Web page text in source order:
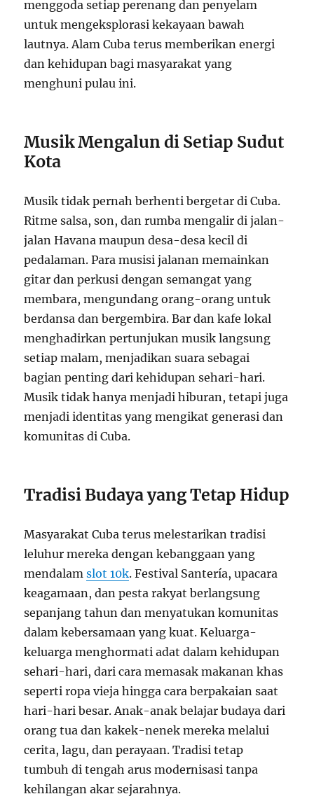
menggoda setiap perenang dan penyelam
untuk mengeksplorasi kekayaan bawah
lautnya. Alam Cuba terus memberikan energi
dan kehidupan bagi masyarakat yang
menghuni pulau ini.
Musik Mengalun di Setiap Sudut
Kota
Musik tidak pernah berhenti bergetar di Cuba.
Ritme salsa, son, dan rumba mengalir di jalan-
jalan Havana maupun desa-desa kecil di
pedalaman. Para musisi jalanan memainkan
gitar dan perkusi dengan semangat yang
membara, mengundang orang-orang untuk
berdansa dan bergembira. Bar dan kafe lokal
menghadirkan pertunjukan musik langsung
setiap malam, menjadikan suara sebagai
bagian penting dari kehidupan sehari-hari.
Musik tidak hanya menjadi hiburan, tetapi juga
menjadi identitas yang mengikat generasi dan
komunitas di Cuba.
Tradisi Budaya yang Tetap Hidup
Masyarakat Cuba terus melestarikan tradisi
leluhur mereka dengan kebanggaan yang
mendalamslot 10k. Festival Santería, upacara
keagamaan, dan pesta rakyat berlangsung
sepanjang tahun dan menyatukan komunitas
dalam kebersamaan yang kuat. Keluarga-
keluarga menghormati adat dalam kehidupan
sehari-hari, dari cara memasak makanan khas
seperti ropa vieja hingga cara berpakaian saat
hari-hari besar. Anak-anak belajar budaya dari
orang tua dan kakek-nenek mereka melalui
cerita, lagu, dan perayaan. Tradisi tetap
tumbuh di tengah arus modernisasi tanpa
kehilangan akar sejarahnya.